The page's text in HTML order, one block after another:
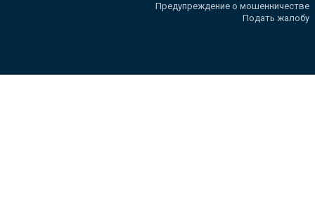
Предупреждение о мошенничестве
Подать жалобу